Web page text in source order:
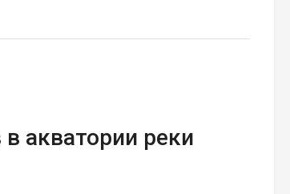
акватории реки